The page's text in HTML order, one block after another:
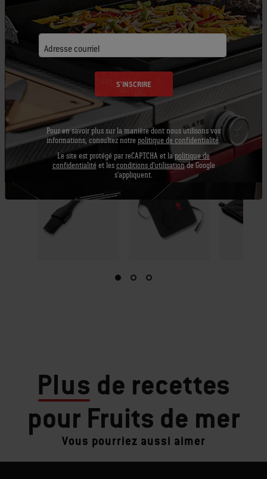
Pinceau à
Premium
Afficher
les
détails
Tablier - Noir
les
détails
Gant de
Plus de recettes
pour Fruits de mer
Vous pourriez aussi aimer
Adresse courriel
S'INSCRIRE
Pour en savoir plus sur la manière dont nous utilisons vos
informations, consultez notre politique de confidentialité.
Le site est protégé par reCAPTCHA et lapolitique de
confidentialité et les conditions d'utilisationde Google
s'appliquent.